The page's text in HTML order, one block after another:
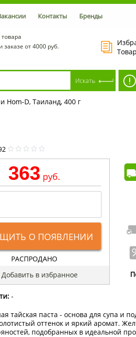
Контакты Бренды
заказе от 4000 руб.
Hom-D, Таиланд, 400 г
363 руб.
О ПОЯВЛЕНИИ
РАСПРОДАНО
Добавить в избранное
-
тайская паста - основа для супа и
оттенок и яркий аромат.
подобранных в идеальной